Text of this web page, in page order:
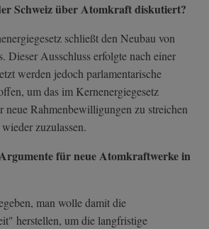
Schweiz über Atomkraft diskutiert?
schließt den Neubau von
Dieser Ausschluss erfolgte nach einer
werden jedoch parlamentarische
um das im Kernenergiegesetz
neue Rahmenbewilligungen zu streichen
zuzulassen.
für neue Atomkraftwerke in
man wolle damit die
herstellen, um die langfristige